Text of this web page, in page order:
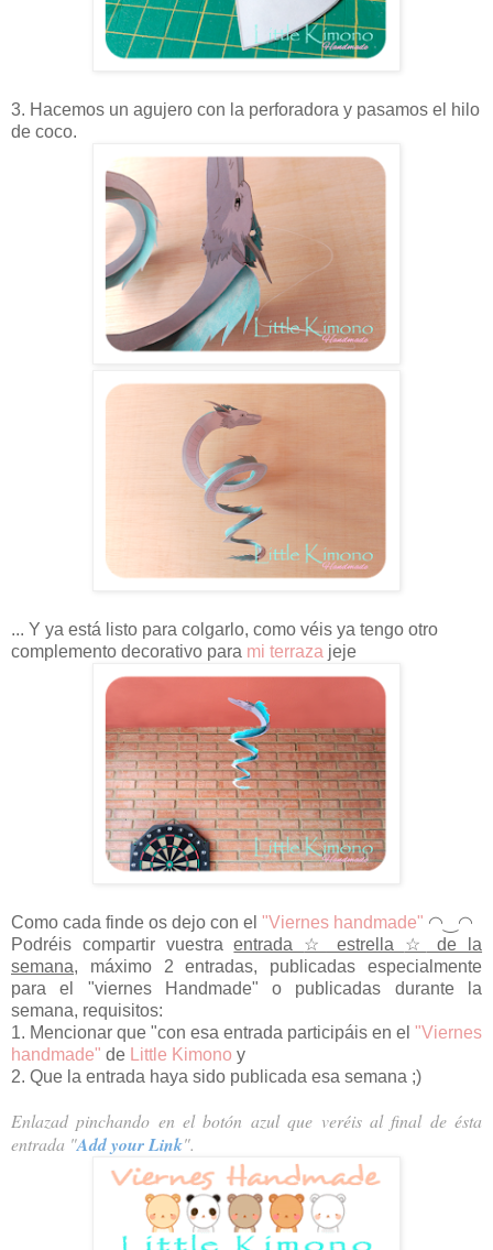
3. Hacemos un agujero con la perforadora y pasamos el hilo
de coco.
... Y ya está listo para colgarlo, como véis ya tengo otro
complemento decorativo para mi terraza jeje
Como cada finde os dejo con el "Viernes handmade" ◠‿◠
Podréis compartir vuestraentrada ☆ estrella ☆
de la
semana, máximo 2 entradas, publicadas especialmente
para el "viernes Handmade" o publicadas durante la
semana, requisitos:
1. Mencionar que "con esa entrada participáis en el "Viernes
handmade" de Little Kimono y
2. Que la entrada haya sido publicada esa semana ;)
Enlazad pinchando en el botón azulque veréis al final deésta
entrada "Add your Link".